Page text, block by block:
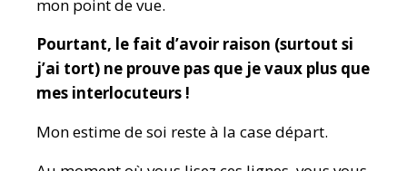
mon point de vue.
Pourtant, le fait d’avoir raison (surtout si
j’ai tort) ne prouve pas que je vaux plus que
mes interlocuteurs !
Mon estime de soi reste à la case départ.